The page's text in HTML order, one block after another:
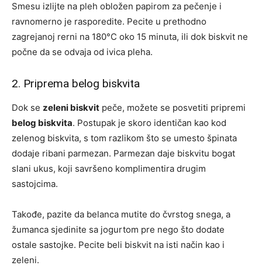
Smesu izlijte na pleh obložen papirom za pečenje i
ravnomerno je rasporedite. Pecite u prethodno
zagrejanoj rerni na 180°C oko 15 minuta, ili dok biskvit ne
počne da se odvaja od ivica pleha.
2. Priprema belog biskvita
Dok se zeleni biskvit peče, možete se posvetiti pripremi
belog biskvita. Postupak je skoro identičan kao kod
zelenog biskvita, s tom razlikom što se umesto špinata
dodaje ribani parmezan. Parmezan daje biskvitu bogat
slani ukus, koji savršeno komplimentira drugim
sastojcima.
Takođe, pazite da belanca mutite do čvrstog snega, a
žumanca sjedinite sa jogurtom pre nego što dodate
ostale sastojke. Pecite beli biskvit na isti način kao i
zeleni.